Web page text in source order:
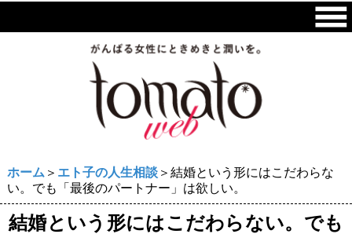
ホーム ＞ エト子の人生相談＞結婚という形にはこだわらな
い。でも「最後のパートナー」は欲しい。
結婚という形にはこだわらない。でも